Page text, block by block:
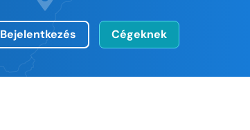
Bejelentkezés Cégeknek